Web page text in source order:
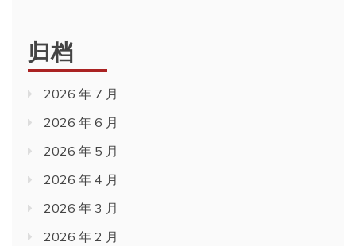
归档
2026 年 7 月
2026 年 6 月
2026 年 5 月
2026 年 4 月
2026 年 3 月
2026 年 2 月